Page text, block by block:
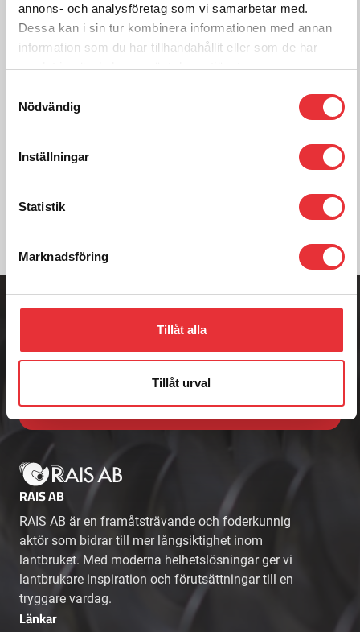
annons- och analysföretag som vi samarbetar med.
Dessa kan i sin tur kombinera informationen med annan
information som du har tillhandahållit eller som de har
samlat in när du har använt deras tjänster.
Nödvändig
Inställningar
Statistik
Marknadsföring
Tillåt alla
Tillåt urval
Lägg i varukorg
4" sektioner och förlängningar, kontakta oss:
0512-301700
535 91 KVÄNUM
0512-301700
RAIS AB
RAIS AB är en framåtsträvande och foderkunnig
aktör som bidrar till mer långsiktighet inom
lantbruket. Med moderna helhetslösningar ger vi
lantbrukare inspiration och förutsättningar till en
tryggare vardag.
Länkar